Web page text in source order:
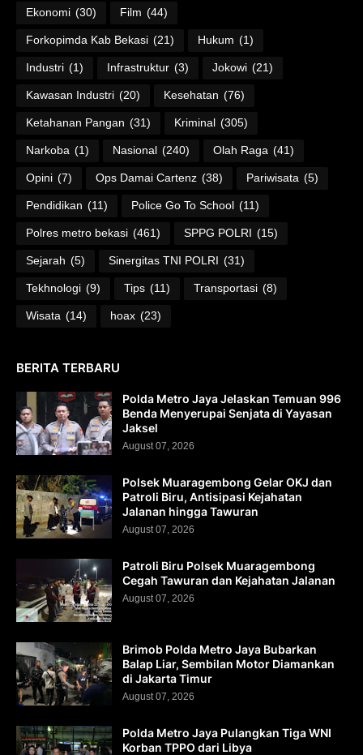
Ekonomi (30) Film (44)
Forkopimda Kab Bekasi (21) Hukum (1)
Industri (1) Infrastruktur (3) Jokowi (21)
Kawasan Industri (20) Kesehatan (76)
Ketahanan Pangan (31) Kriminal (305)
Narkoba (1) Nasional (240) Olah Raga (41)
Opini (7) Ops Damai Cartenz (38) Pariwisata (5)
Pendidikan (11) Police Go To School (11)
Polres metro bekasi (461) SPPG POLRI (15)
Sejarah (5) Sinergitas TNI POLRI (31)
Tekhnologi (9) Tips (11) Transportasi (8)
Wisata (14) hoax (23)
BERITA TERBARU
Polda Metro Jaya Jelaskan Temuan 996
Benda Menyerupai Senjata di Yayasan
Jaksel
August 07, 2026
Polsek Muaragembong Gelar OKJ dan
Patroli Biru, Antisipasi Kejahatan
Jalanan hingga Tawuran
August 07, 2026
Patroli Biru Polsek Muaragembong
Cegah Tawuran dan Kejahatan Jalanan
August 07, 2026
Brimob Polda Metro Jaya Bubarkan
Balap Liar, Sembilan Motor Diamankan
di Jakarta Timur
August 07, 2026
Polda Metro Jaya Pulangkan Tiga WNI
Korban TPPO dari Libya